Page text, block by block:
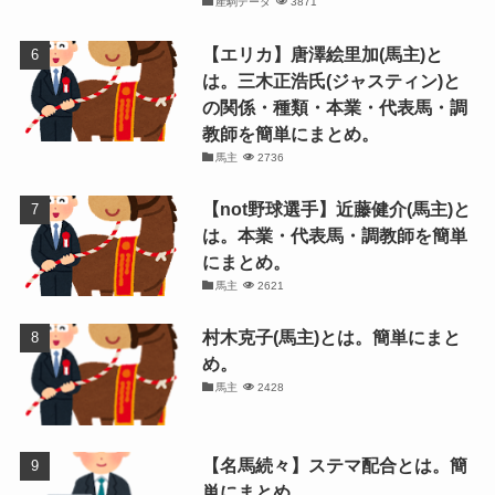
【エリカ】唐澤絵里加(馬主)と
は。三木正浩氏(ジャスティン)と
の関係・種類・本業・代表馬・調
教師を簡単にまとめ。
馬主 2736
【not野球選手】近藤健介(馬主)と
は。本業・代表馬・調教師を簡単
にまとめ。
馬主 2621
村木克子(馬主)とは。簡単にまと
め。
馬主 2428
【名馬続々】ステマ配合とは。簡